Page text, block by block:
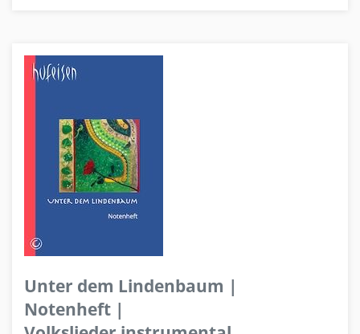
Unter dem Lindenbaum |
Notenheft |